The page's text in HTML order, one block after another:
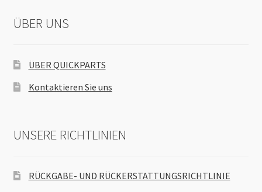
ÜBER UNS
ÜBER QUICKPARTS
Kontaktieren Sie uns
UNSERE RICHTLINIEN
RÜCKGABE- UND RÜCKERSTATTUNGSRICHTLINIE